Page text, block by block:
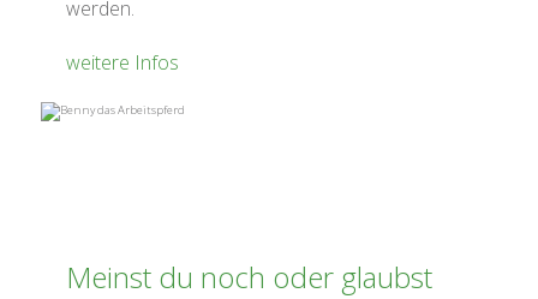
werden.
weitere Infos
Meinst du noch oder glaubst